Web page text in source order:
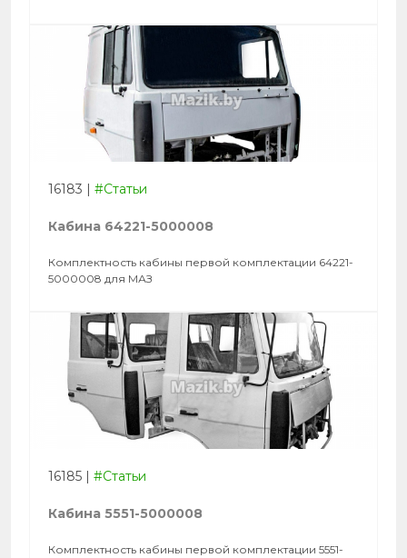
16183 | #Статьи
Кабина 64221-5000008
Комплектность кабины первой комплектации 64221-
5000008 для МАЗ
16185 | #Статьи
Кабина 5551-5000008
Комплектность кабины первой комплектации 5551-